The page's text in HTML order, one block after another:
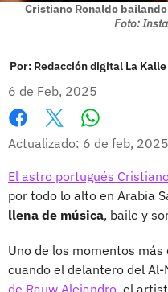
Cristiano Ronaldo
Foto:
Por: Redacción digital La Kalle
6 de Feb, 2025
Facebook
X
Actualizado: 6 de feb, 2025
El astro portugués
por todo lo alto en Arabia
llena de música, baile y
Uno de los momentos
cuando el delantero del
de Rauw Alejandro, el